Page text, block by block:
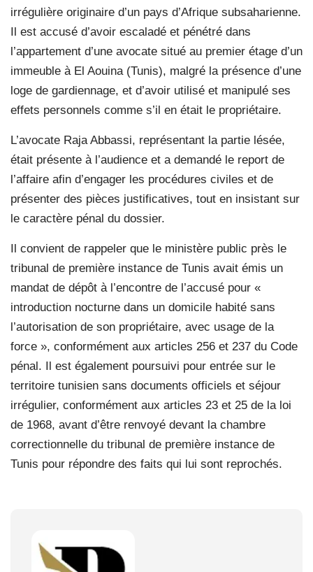
irrégulière originaire d’un pays d’Afrique subsaharienne.
Il est accusé d’avoir escaladé et pénétré dans
l’appartement d’une avocate situé au premier étage d’un
immeuble à El Aouina (Tunis), malgré la présence d’une
loge de gardiennage, et d’avoir utilisé et manipulé ses
effets personnels comme s’il en était le propriétaire.
L’avocate Raja Abbassi, représentant la partie lésée,
était présente à l’audience et a demandé le report de
l’affaire afin d’engager les procédures civiles et de
présenter des pièces justificatives, tout en insistant sur
le caractère pénal du dossier.
Il convient de rappeler que le ministère public près le
tribunal de première instance de Tunis avait émis un
mandat de dépôt à l’encontre de l’accusé pour «
introduction nocturne dans un domicile habité sans
l’autorisation de son propriétaire, avec usage de la
force », conformément aux articles 256 et 237 du Code
pénal. Il est également poursuivi pour entrée sur le
territoire tunisien sans documents officiels et séjour
irrégulier, conformément aux articles 23 et 25 de la loi
de 1968, avant d’être renvoyé devant la chambre
correctionnelle du tribunal de première instance de
Tunis pour répondre des faits qui lui sont reprochés.